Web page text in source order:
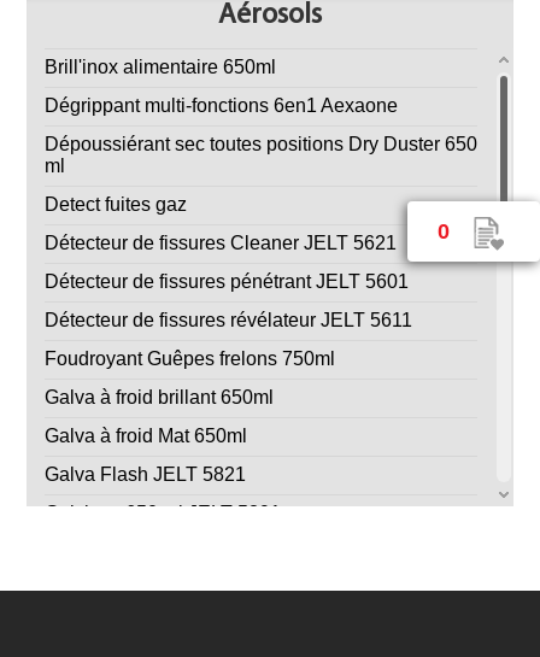
0
Aérosols
Brill'inox alimentaire 650ml
Dégrippant multi-fonctions 6en1 Aexaone
Dépoussiérant sec toutes positions Dry Duster 650
ml
Detect fuites gaz
Détecteur de fissures Cleaner JELT 5621
Détecteur de fissures pénétrant JELT 5601
Détecteur de fissures révélateur JELT 5611
Foudroyant Guêpes frelons 750ml
Galva à froid brillant 650ml
Galva à froid Mat 650ml
Galva Flash JELT 5821
Galvinox 650 ml JELT 5891
Graisse alimentaire 650ml Aexalt 1763